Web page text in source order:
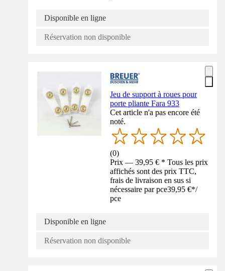
Disponible en ligne
Réservation non disponible
Jeu de support à roues pour
porte pliante Fara 933
Cet article n'a pas encore été
noté.
(0)
Prix — 39,95 € * Tous les prix
affichés sont des prix TTC,
frais de livraison en sus si
nécessaire par pce39,95 €*/
pce
Disponible en ligne
Réservation non disponible